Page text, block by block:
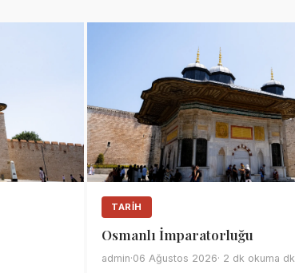
TARIH
Osmanlı İmparatorluğu
admin·06 Ağustos 2026· 2 dk okuma dk